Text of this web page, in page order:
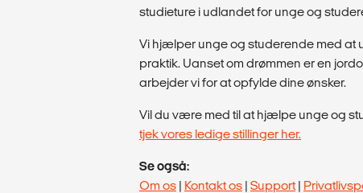
studieture i udlandet for unge og
Vi hjælper unge og studerende med at
praktik. Uanset om drømmen er en
arbejder vi for at opfylde dine ønsker.
Vil du være med til at hjælpe unge og
tjek vores ledige stillinger her.
Se også:
Om os | Kontakt os | Support|